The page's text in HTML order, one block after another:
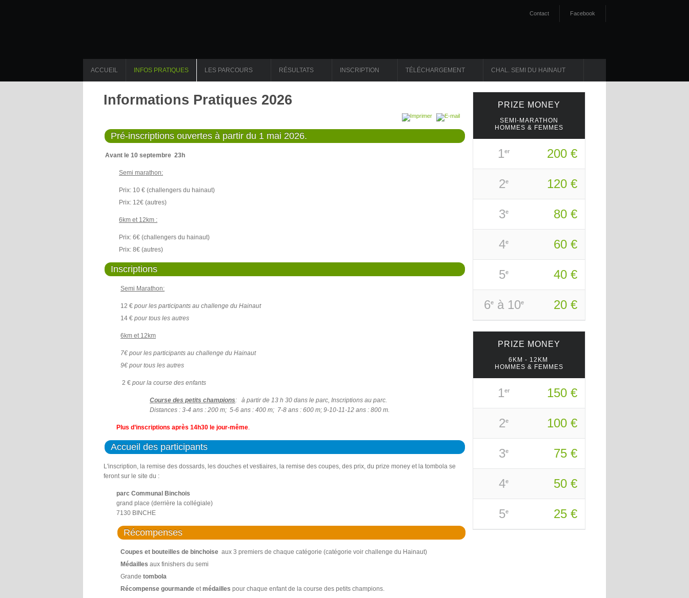
Facebook
Contact
ACCUEIL INFOS PRATIQUES LES PARCOURS RÉSULTATS INSCRIPTION TÉLÉCHARGEMENT CHAL. SEMI DU HAINAUT
Informations Pratiques 2026
Pré-inscriptions ouvertes à partir du 1 mai 2026.
Avant le 10 septembre 23h
Semi marathon:
Prix: 10 € (challengers du hainaut)
Prix: 12€ (autres)
6km et 12km :
Prix: 6€ (challengers du hainaut)
Prix: 8€ (autres)
Inscriptions
Semi Marathon:
12 € pour les participants au challenge du Hainaut
14 € pour tous les autres
6km et 12km
7€ pour les participants au challenge du Hainaut
9€ pour tous les autres
2 € pour la course des enfants
Course des petits champions: à partir de 13 h 30 dans le parc, Inscriptions au parc.
Distances : 3-4 ans : 200 m; 5-6 ans : 400 m; 7-8 ans : 600 m; 9-10-11-12 ans : 800 m.
Plus d’inscriptions après 14h30 le jour-même.
Accueil des participants
L'inscription, la remise des dossards, les douches et vestiaires, la remise des coupes, des prix, du prize money et la tombola se
feront sur le site du :
parc Communal Binchois
grand place (derrière la collégiale)
7130 BINCHE
Récompenses
Coupes et bouteilles de binchoise aux 3 premiers de chaque catégorie (catégorie voir challenge du Hainaut)
Médailles aux finishers du semi
Grande tombola
Récompense gourmande etmédailles pour chaque enfant de la course des petits champions.
PRIZE MONEY
SEMI-MARATHON
HOMMES & FEMMES
1er 200 €
2e 120 €
3e 80 €
4e 60 €
5e 40 €
6eà 10e 20 €
PRIZE MONEY
6KM - 12KM
HOMMES & FEMMES
1er 150 €
2e 100 €
3e 75 €
4e 50 €
5e 25 €